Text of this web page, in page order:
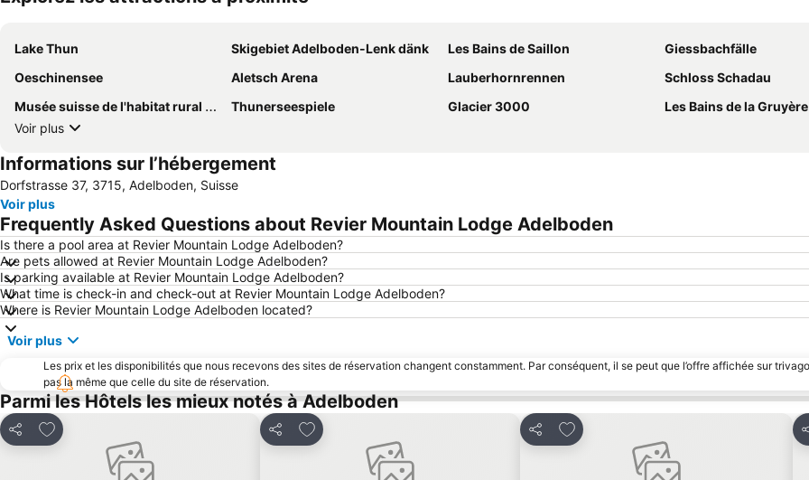
Lake Thun Skigebiet Adelboden-Lenk dänk Les Bains de Saillon
Giessbachfälle
Oeschinensee
Aletsch Arena Lauberhornrennen
Schloss Schadau
Musée suisse de l'habitat rural Ballenberg
Thunerseespiele Glacier 3000
Les Bains de la Gruyère
Voir plus
Informations sur l’hébergement
Dorfstrasse 37, 3715, Adelboden, Suisse
Voir plus
Frequently Asked Questions about Revier Mountain Lodge Adelboden
Is there a pool area at Revier Mountain Lodge Adelboden?
Are pets allowed at Revier Mountain Lodge Adelboden?
Is parking available at Revier Mountain Lodge Adelboden?
What time is check-in and check-out at Revier Mountain Lodge Adelboden?
Where is Revier Mountain Lodge Adelboden located?
Voir plus
Les prix et les disponibilités que nous recevons des sites de réservation changent constamment. Par conséquent, il se peut que l’offre affichée sur
pas la même que celle du site de réservation.
Parmi les Hôtels les mieux notés à Adelboden
Partager
Ajouter à mes favoris
Partager
Ajouter à mes favoris
Partager
Ajouter à mes favoris